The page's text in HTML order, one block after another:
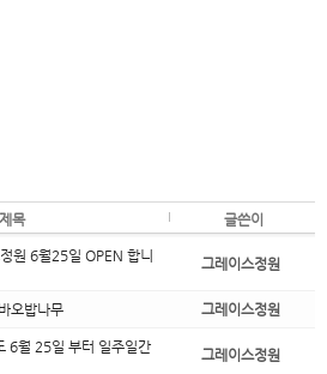
제목 글쓴이
원 6월25일 OPEN 합니
그레이스정원
오밥나무 그레이스정원
6월 25일 부터 일주일간
그레이스정원